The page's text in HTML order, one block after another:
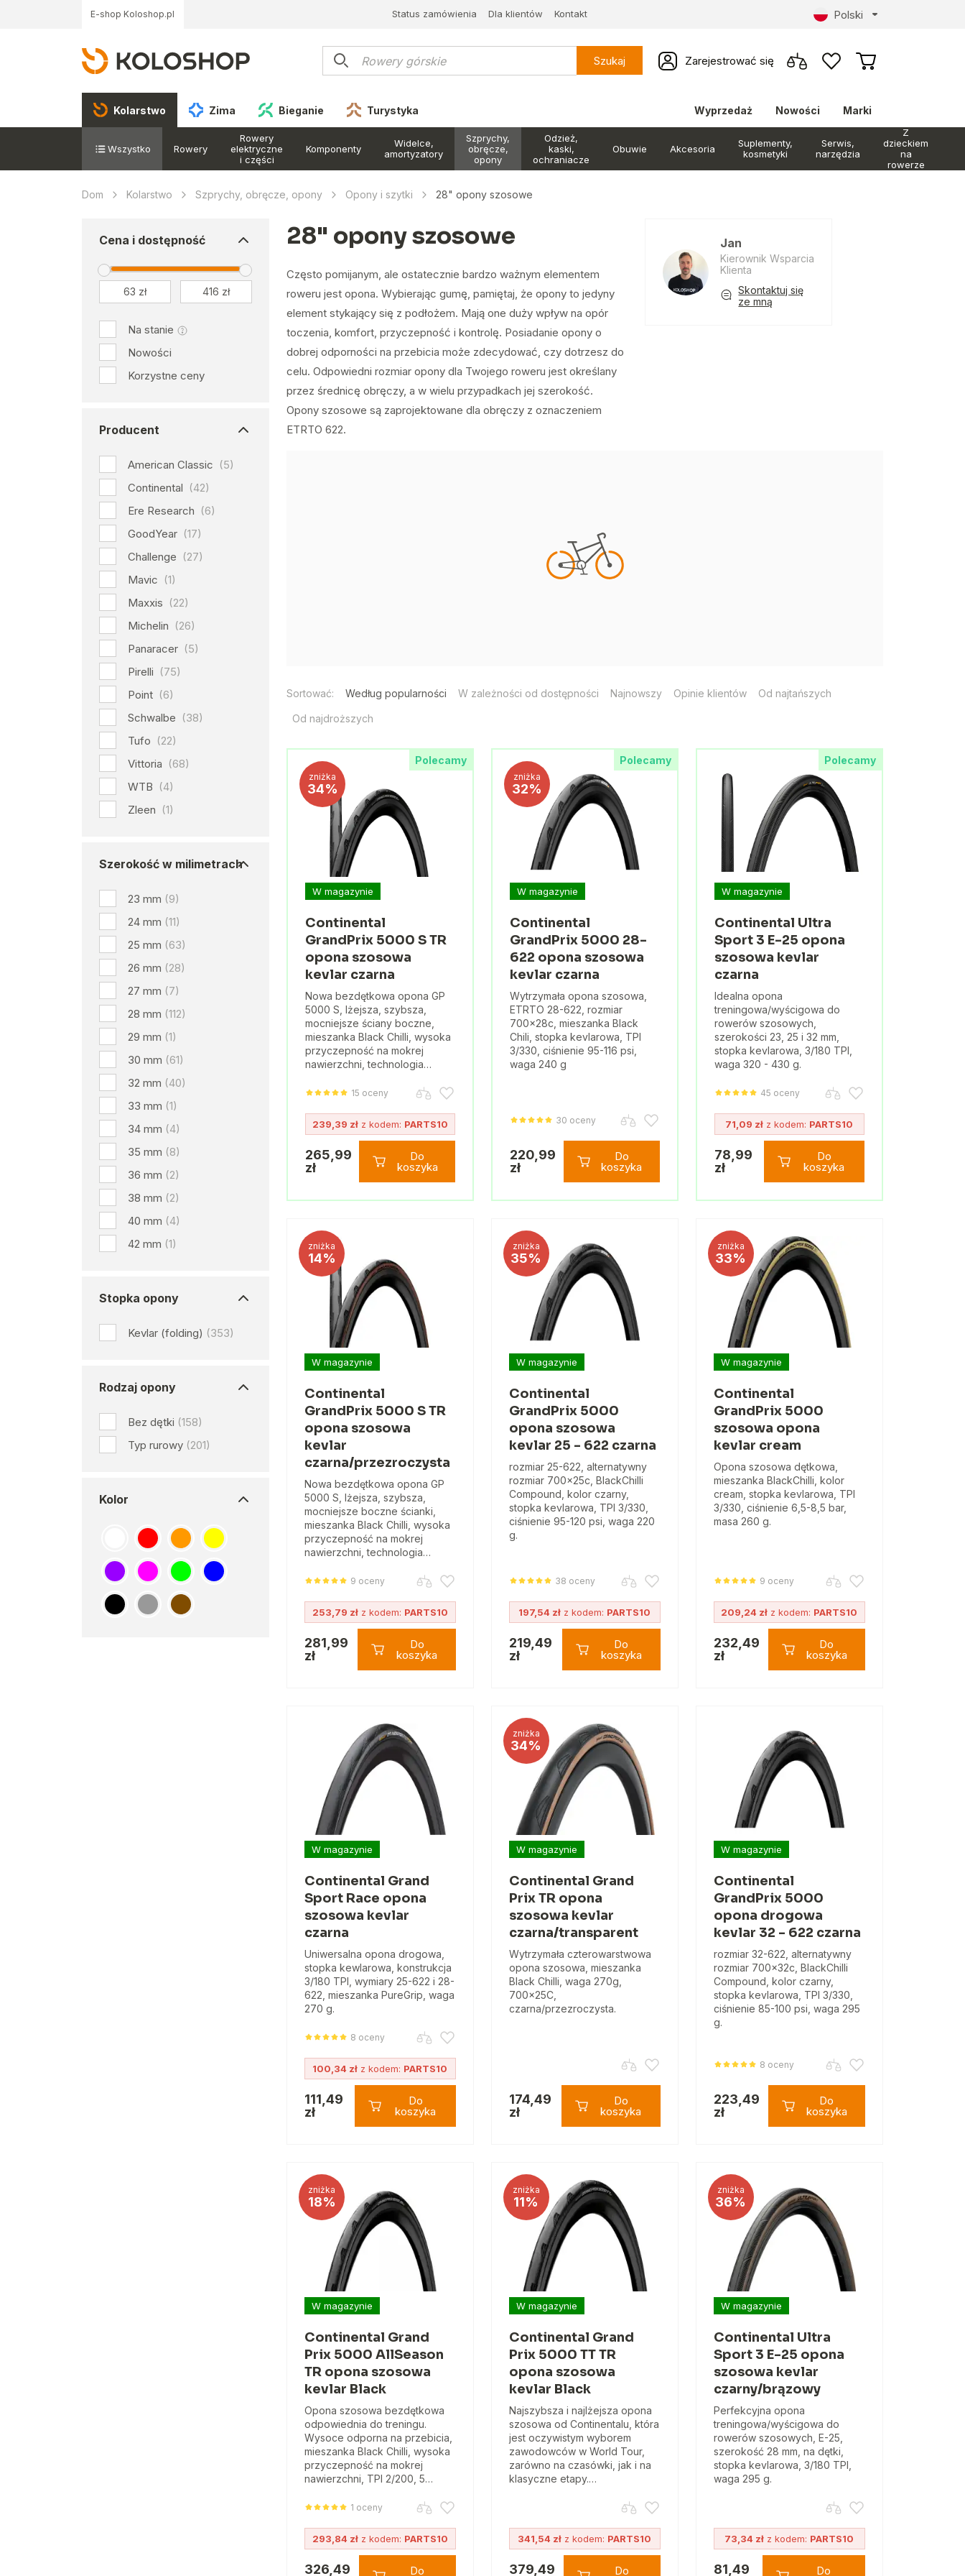
E-shop Koloshop.pl Status zamówienia Dla klientów Kontakt Polski
Szukaj Zarejestrować się
Kolarstwo Zima Bieganie Turystyka Wyprzedaż Nowości Marki
Wszystko Rowery
Rowery
elektryczne
i części
Komponenty
Widelce,
amortyzatory
Szprychy,
obręcze,
opony
Odzież,
kaski,
ochraniacze
Obuwie Akcesoria
Suplementy,
kosmetyki
Serwis,
narzędzia
Z
dzieckiem
na
rowerze
Dom Kolarstwo Szprychy, obręcze, opony Opony i szytki 28" opony szosowe
Cena i dostępność
Na stanie
Nowości
Korzystne ceny
Producent
American Classic (5)
Continental (42)
Ere Research (6)
GoodYear (17)
Challenge (27)
Mavic (1)
Maxxis (22)
Michelin (26)
Panaracer (5)
Pirelli (75)
Point (6)
Schwalbe (38)
Tufo (22)
Vittoria (68)
WTB (4)
Zleen (1)
Szerokość w milimetrach
23 mm (9)
24 mm (11)
25 mm (63)
26 mm (28)
27 mm (7)
28 mm (112)
29 mm (1)
30 mm (61)
32 mm (40)
33 mm (1)
34 mm (4)
35 mm (8)
36 mm (2)
38 mm (2)
40 mm (4)
42 mm (1)
Stopka opony
Kevlar (folding) (353)
Rodzaj opony
Bez dętki (158)
Typ rurowy (201)
Kolor
28" opony szosowe
Często pomijanym, ale ostatecznie bardzo ważnym elementem
roweru jest opona. Wybierając gumę, pamiętaj, że opony to jedyny
element stykający się z podłożem. Mają one duży wpływ na opór
toczenia, komfort, przyczepność i kontrolę. Posiadanie opony o
dobrej odporności na przebicia może zdecydować, czy dotrzesz do
celu. Odpowiedni rozmiar opony dla Twojego roweru jest określany
przez średnicę obręczy, a w wielu przypadkach jej szerokość.
Opony szosowe są zaprojektowane dla obręczy z oznaczeniem
ETRTO 622.
Jan
Kierownik Wsparcia
Klienta
Skontaktuj się
ze mną
Sortować: Według popularności W zależności od dostępności Najnowszy Opinie klientów Od najtańszych
Od najdroższych
Polecamy
zniżka
34%
W magazynie
Continental
GrandPrix 5000 S TR
opona szosowa
kevlar czarna
Nowa bezdętkowa opona GP
5000 S, lżejsza, szybsza,
mocniejsze ściany boczne,
mieszanka Black Chilli, wysoka
przyczepność na mokrej
nawierzchni, technologia…
15 oceny
239,39 złz kodem: PARTS10
265,99
zł
Do
koszyka
Polecamy
zniżka
32%
W magazynie
Continental
GrandPrix 5000 28-
622 opona szosowa
kevlar czarna
Wytrzymała opona szosowa,
ETRTO 28-622, rozmiar
700x28c, mieszanka Black
Chili, stopka kevlarowa, TPI
3/330, ciśnienie 95-116 psi,
waga 240 g
30 oceny
220,99
zł
Do
koszyka
Polecamy
W magazynie
Continental Ultra
Sport 3 E-25 opona
szosowa kevlar
czarna
Idealna opona
treningowa/wyścigowa do
rowerów szosowych,
szerokości 23, 25 i 32 mm,
stopka kevlarowa, 3/180 TPI,
waga 320 - 430 g.
45 oceny
71,09 zł z kodem: PARTS10
78,99
zł
Do
koszyka
zniżka
14%
W magazynie
Continental
GrandPrix 5000 S TR
opona szosowa
kevlar
czarna/przezroczysta
Nowa bezdętkowa opona GP
5000 S, lżejsza, szybsza,
mocniejsze boczne ścianki,
mieszanka Black Chilli, wysoka
przyczepność na mokrej
nawierzchni, technologia…
9 oceny
253,79 złz kodem: PARTS10
281,99
zł
Do
koszyka
zniżka
35%
W magazynie
Continental
GrandPrix 5000
opona szosowa
kevlar 25 - 622 czarna
rozmiar 25-622, alternatywny
rozmiar 700x25c, BlackChilli
Compound, kolor czarny,
stopka kevlarowa, TPI 3/330,
ciśnienie 95-120 psi, waga 220
g.
38 oceny
197,54 zł z kodem: PARTS10
219,49
zł
Do
koszyka
zniżka
33%
W magazynie
Continental
GrandPrix 5000
szosowa opona
kevlar cream
Opona szosowa dętkowa,
mieszanka BlackChilli, kolor
cream, stopka kevlarowa, TPI
3/330, ciśnienie 6,5-8,5 bar,
masa 260 g.
9 oceny
209,24 zł z kodem: PARTS10
232,49
zł
Do
koszyka
W magazynie
Continental Grand
Sport Race opona
szosowa kevlar
czarna
Uniwersalna opona drogowa,
stopka kewlarowa, konstrukcja
3/180 TPI, wymiary 25-622 i 28-
622, mieszanka PureGrip, waga
270 g.
8 oceny
100,34 zł z kodem: PARTS10
111,49
zł
Do
koszyka
zniżka
34%
W magazynie
Continental Grand
Prix TR opona
szosowa kevlar
czarna/transparent
Wytrzymała czterowarstwowa
opona szosowa, mieszanka
Black Chilli, waga 270g,
700x25C,
czarna/przezroczysta.
174,49
zł
Do
koszyka
W magazynie
Continental
GrandPrix 5000
opona drogowa
kevlar 32 - 622 czarna
rozmiar 32-622, alternatywny
rozmiar 700x32c, BlackChilli
Compound, kolor czarny,
stopka kevlarowa, TPI 3/330,
ciśnienie 85-100 psi, waga 295
g.
8 oceny
223,49
zł
Do
koszyka
zniżka
18%
W magazynie
Continental Grand
Prix 5000 AllSeason
TR opona szosowa
kevlar Black
Opona szosowa bezdętkowa
odpowiednia do treningu.
Wysoce odporna na przebicia,
mieszanka Black Chilli, wysoka
przyczepność na mokrej
nawierzchni, TPI 2/200, 5…
1 oceny
293,84 złz kodem: PARTS10
326,49
Do
zniżka
11%
W magazynie
Continental Grand
Prix 5000 TT TR
opona szosowa
kevlar Black
Najszybsza i najlżejsza opona
szosowa od Continentalu, która
jest oczywistym wyborem
zawodowców w World Tour,
zarówno na czasówki, jak i na
klasyczne etapy.…
341,54 zł z kodem: PARTS10
379,49
Do
zniżka
36%
W magazynie
Continental Ultra
Sport 3 E-25 opona
szosowa kevlar
czarny/brązowy
Perfekcyjna opona
treningowa/wyścigowa do
rowerów szosowych, E-25,
szerokość 28 mm, na dętki,
stopka kevlarowa, 3/180 TPI,
waga 295 g.
73,34 zł z kodem: PARTS10
81,49
Do